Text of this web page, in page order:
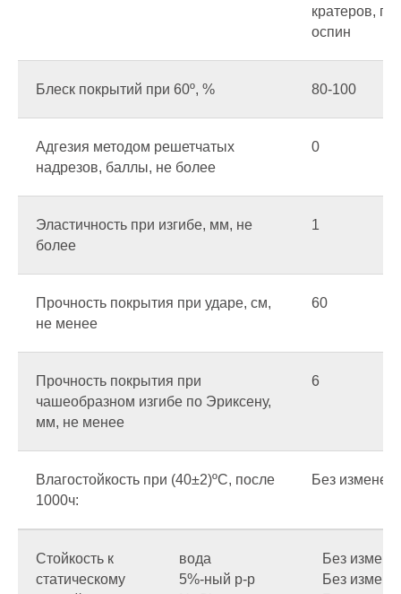
кратеров,
оспин
Блеск покрытий при 60º, % 80-100
Адгезия методом решетчатых
надрезов, баллы, не более
0
Эластичность при изгибе, мм, не
более
1
Прочность покрытия при ударе, см,
не менее
60
Прочность покрытия при
чашеобразном изгибе по Эриксену,
мм, не менее
6
Влагостойкость при (40±2)ºС, после
1000ч:
Без
Стойкость к
статическому
вода
5%-ный р-р
Без
Без
краски
Эпоксидно-полиэфирные
Эпоксидные
Термопластичные
Фактура (декор)
Шагрени
Муары
Глянцевые
Матовые